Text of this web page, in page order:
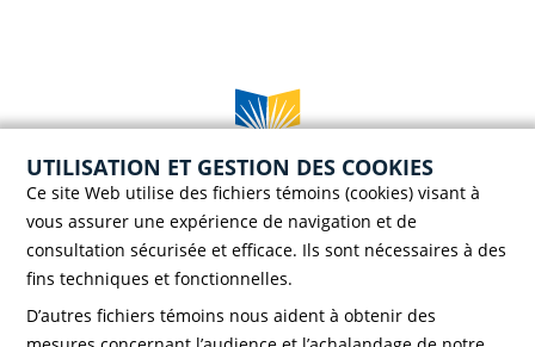
Case postale 786, 56 rue Saint-Henri
Rivière-du-Loup (Québec) G5R 3Z5
Téléphone :
418 862-8257
Télécopieur :418 862-8495
UTILISATION ET GESTION DES COOKIES
Ce site Web utilise des fichiers témoins (cookies) visant à
vous assurer une expérience de navigation et de
consultation sécurisée et efficace. Ils sont nécessaires à des
fins techniques et fonctionnelles.
D’autres fichiers témoins nous aident à obtenir des